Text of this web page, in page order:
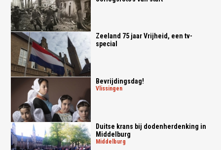
Zeeland 75 jaar Vrijheid, een tv-
special
Bevrijdingsdag!
vlissingen
Duitse krans bij dodenherdenking in
Middelburg
middelburg